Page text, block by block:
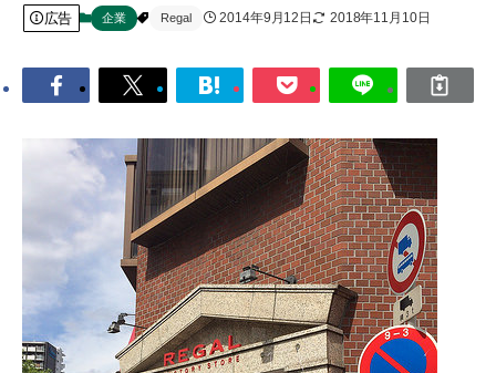
広告 企業 Regal 2014年9月12日 2018年11月10日